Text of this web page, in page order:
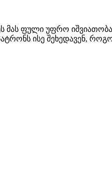
მას ფული უფრო
ისე შეხედავენ,